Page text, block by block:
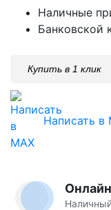
Наличные
Банковской
Купить в 1 клик
Написать в